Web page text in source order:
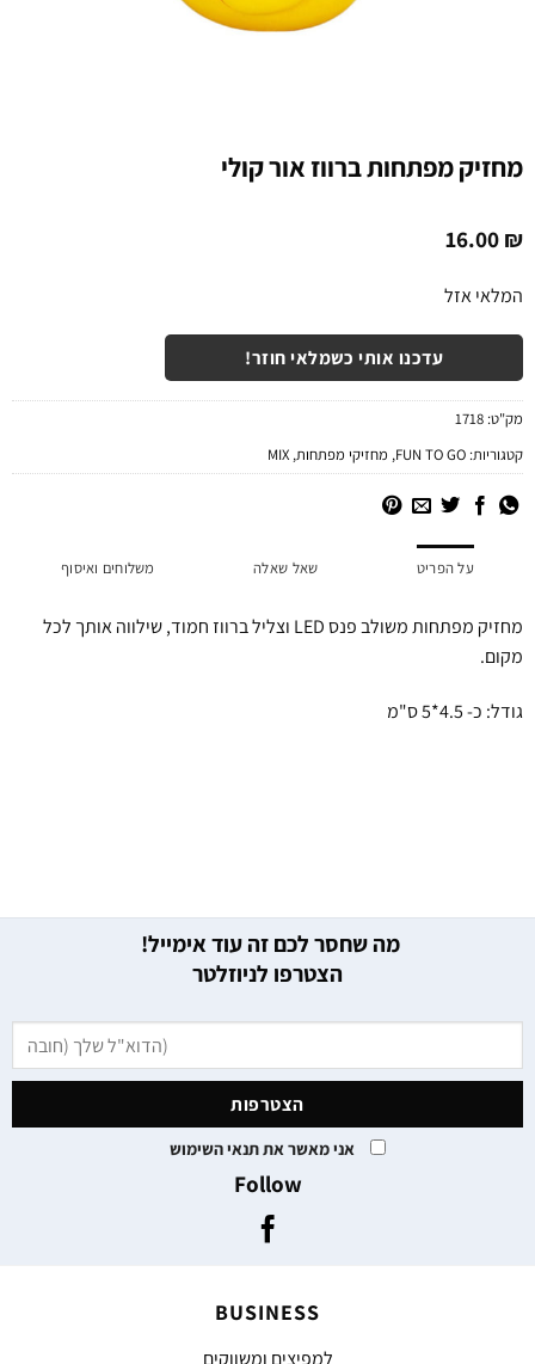
מחזיק מפתחות ברווז אור קולי
16.00₪
המלאי אזל
עדכנו אותי כשמלאי חוזר!
מק"ט:1718
קטגוריות:FUN TO GO
,מחזיקי מפתחות,
MIX
על הפריט שאל שאלה משלוחים ואיסוף
מחזיק מפתחות משולב פנס LED וצליל ברווז חמוד, שילווה אותך לכל
מקום.
גודל: כ- 4.5*5 ס"מ
מה שחסר לכם זה עוד אימייל!
הצטרפו לניוזלטר
אני מאשר את תנאי השימוש
Follow
BUSINESS
למפיצים ומשווקים